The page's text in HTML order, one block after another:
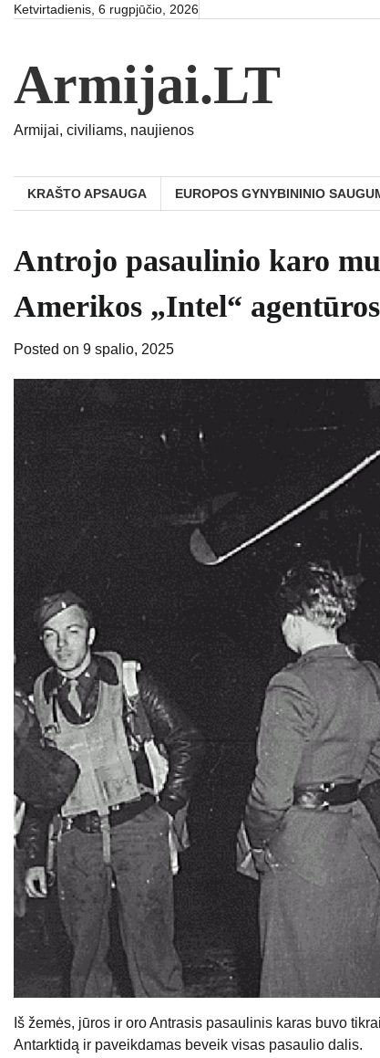
SkipKetvirtadienis, 6 rugpjūčio, 2026
Armijai.LT
Armijai, civiliams, naujienos
KRAŠTO APSAUGA EUROPOS GYNYBININIO
Antrojo pasaulinio karo
Amerikos „Intel“
Posted on 9 spalio, 2025
Iš žemės, jūros ir oro Antrasis pasaulinis karas buvo
Antarktidą ir paveikdamas beveik visas pasaulio dalis.